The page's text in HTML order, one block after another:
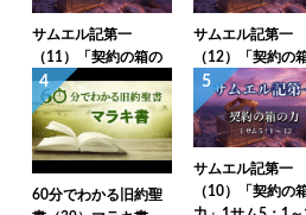
サムエル記第一
（11）「契約の箱の
返還（1）」1サム6：
1～12
サムエル記第一
（12）「契約の
返還（2）」1サ
13～7：1
4
60分でわかる旧約聖
5
サムエル記第一
（10）「契約の